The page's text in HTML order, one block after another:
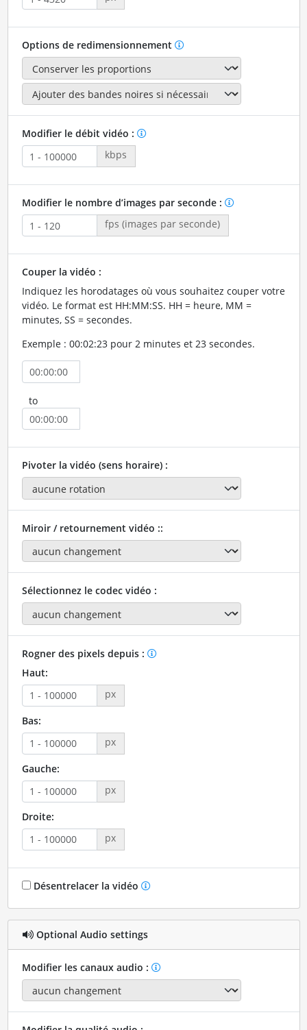
Options de redimensionnement
Modifier le débit vidéo :
kbps
Modifier le nombre d’images par seconde :
fps (images par seconde)
Couper la vidéo :
Indiquez les horodatages où vous souhaitez couper votre
vidéo. Le format est HH:MM:SS. HH = heure, MM =
minutes, SS = secondes.
Exemple : 00:02:23 pour 2 minutes et 23 secondes.
to
Pivoter la vidéo (sens horaire) :
Miroir / retournement vidéo ::
Sélectionnez le codec vidéo :
Rogner des pixels depuis :
Haut:
px
Bas:
px
Gauche:
px
Droite:
px
Désentrelacer la vidéo
Optional Audio settings
Modifier les canaux audio :